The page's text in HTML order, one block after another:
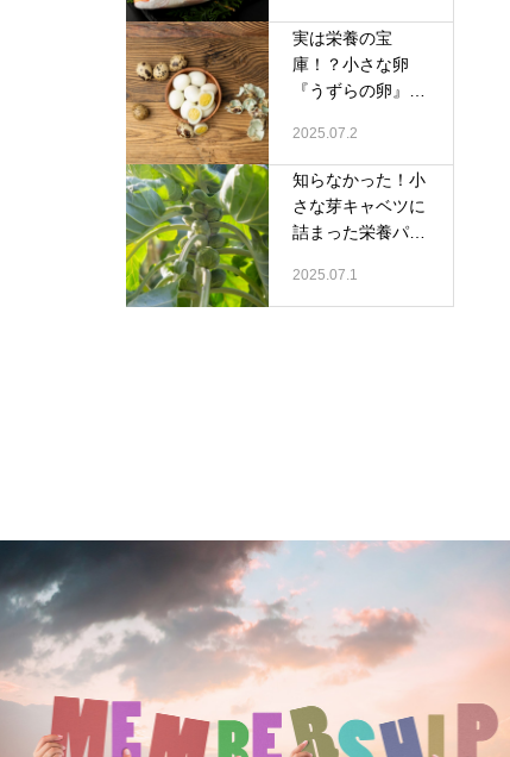
実は栄養の宝
庫！？小さな卵
『うずらの卵』の
2025.07.2
知らなかった！小
さな芽キャベツに
詰まった栄養パワ
2025.07.1